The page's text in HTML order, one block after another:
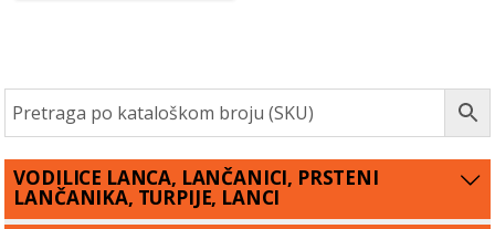
VODILICE LANCA, LANČANICI, PRSTENI
LANČANIKA, TURPIJE, LANCI